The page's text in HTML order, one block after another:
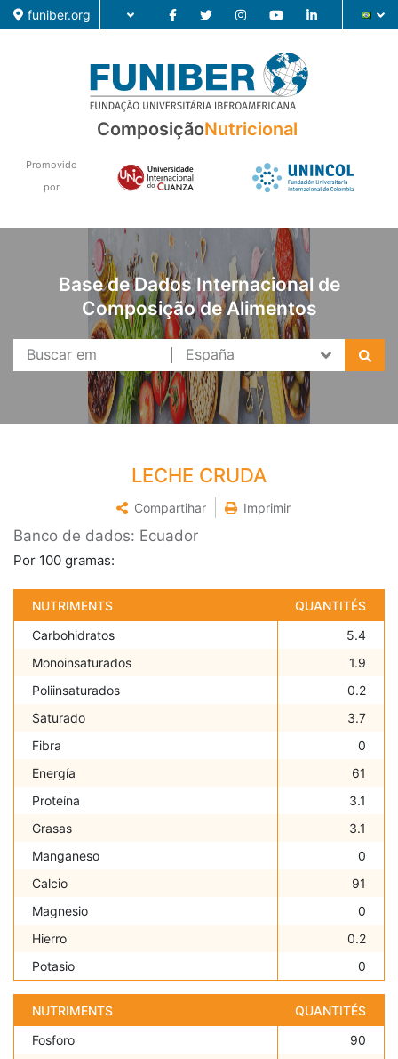
funiber.org
Formação
Pesquisa
Notícias
ComposiçãoNutricional
Promovido
por
Base de Dados Internacional de
Composição de Alimentos
LECHE CRUDA
Compartihar Imprimir
Banco de dados: Ecuador
Por 100 gramas:
NUTRIMENTS
QUANTITÉS
Carbohidratos
5.4
Monoinsaturados
1.9
Poliinsaturados
0.2
Saturado
3.7
Fibra
0
Energía
61
Proteína
3.1
Grasas
3.1
Manganeso
0
Calcio
91
Magnesio
0
Hierro
0.2
Potasio
0
NUTRIMENTS
QUANTITÉS
Fosforo
90